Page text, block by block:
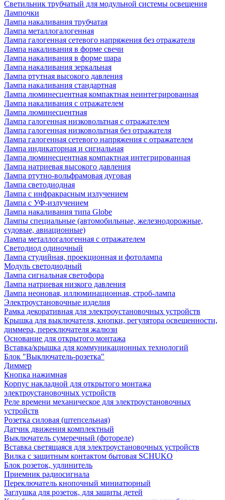
Светильник трубчатый для модульной системы освещения
Лампочки
Лампа накаливания трубчатая
Лампа металлогалогенная
Лампа галогенная сетевого напряжения без отражателя
Лампа накаливания в форме свечи
Лампа накаливания в форме шара
Лампа накаливания зеркальная
Лампа ртутная высокого давления
Лампа накаливания стандартная
Лампа люминесцентная компактная неинтегрированная
Лампа накаливания с отражателем
Лампа люминесцентная
Лампа галогенная низковольтная с отражателем
Лампа галогенная низковольтная без отражателя
Лампа галогенная сетевого напряжения с отражателем
Лампа индикаторная и сигнальная
Лампа люминесцентная компактная интегрированная
Лампа натриевая высокого давления
Лампа ртутно-вольфрамовая дуговая
Лампа светодиодная
Лампа с инфракрасным излучением
Лампа с УФ-излучением
Лампа накаливания типа Globe
Лампы специальные (автомобильные, железнодорожные,
судовые, авиационные)
Лампа металлогалогенная с отражателем
Светодиод одиночный
Лампа студийная, проекционная и фотолампа
Модуль светодиодный
Лампа сигнальная светофора
Лампа натриевая низкого давления
Лампа неоновая, иллюминационная, строб-лампа
Электроустановочные изделия
Рамка декоративная для электроустановочных устройств
Крышка для выключателя, кнопки, регулятора освещенности,
диммера, переключателя жалюзи
Основание для открытого монтажа
Вставка/крышка для коммуникационных технологий
Блок "Выключатель-розетка"
Диммер
Кнопка нажимная
Корпус накладной для открытого монтажа
электроустановочных устройств
Реле времени механическое для электроустановочных
устройств
Розетка силовая (штепсельная)
Датчик движения комплектный
Выключатель сумеречный (фотореле)
Вставка светящаяся для электроустановочных устройств
Вилка с защитным контактом бытовая SCHUKO
Блок розеток, удлинитель
Приемник радиосигнала
Переключатель кнопочный миниатюрный
Заглушка для розеток, для защиты детей